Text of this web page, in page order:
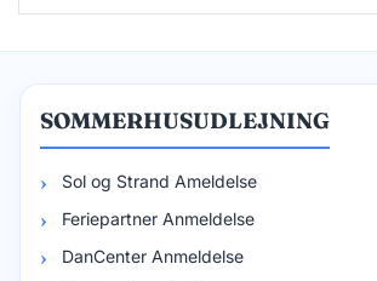
SOMMERHUSUDLEJNING
Sol og Strand Ameldelse
Feriepartner Anmeldelse
DanCenter Anmeldelse